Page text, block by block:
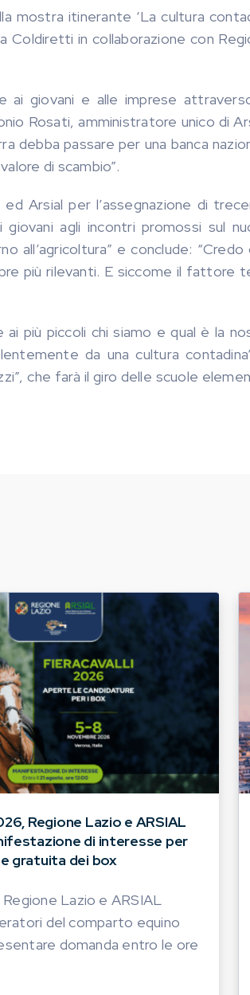
mostra itinerante ‘La cultura
in collaborazione con
ai giovani e alle imprese
Rosati, amministratore unico di
debba passare per una banca
di scambio”.
Arsial per l’assegnazione di
agli incontri promossi sul
all’agricoltura” e conclude: “Credo
più rilevanti. E siccome il fattore
più piccoli chi siamo e qual è la
da una cultura
che farà il giro delle scuole
Regione Lazio e ARSIAL
di interesse per
gratuita dei box
Lazio e ARSIAL
del comparto equino
domanda entro le ore